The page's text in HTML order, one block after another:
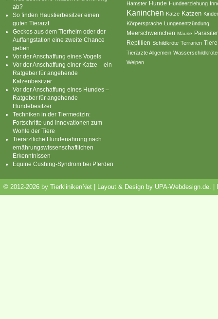
ab?
So finden Haustierbesitzer einen
guten Tierarzt
Geckos aus dem Tierheim oder der
Auffangstation eine zweite Chance
geben
Vor der Anschaffung eines Vogels
Vor der Anschaffung einer Katze – ein
Ratgeber für angehende
Katzenbesitzer
Vor der Anschaffung eines Hundes –
Ratgeber für angehende
Hundebesitzer
Techniken in der Tiermedizin:
Fortschritte und Innovationen zum
Wohle der Tiere
Tierärztliche Hundenahrung nach
ernährungswissenschaftlichen
Erkenntnissen
Equine Cushing-Syndrom bei Pferden
Hamster Hunde Hundeerziehung
Kaninchen Katze Katzen
Körpersprache Lungenentzündung
Meerschweinchen Mäuse
Reptilien Schildkröte Terrarien Tiere
Tierärzte Allgemein
Welpen
© 2012-2026 by TierklinikenNet | Layout & Design by UPA-Webdesign.de.